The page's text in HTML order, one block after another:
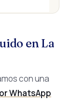
en La
con una
WhatsApp